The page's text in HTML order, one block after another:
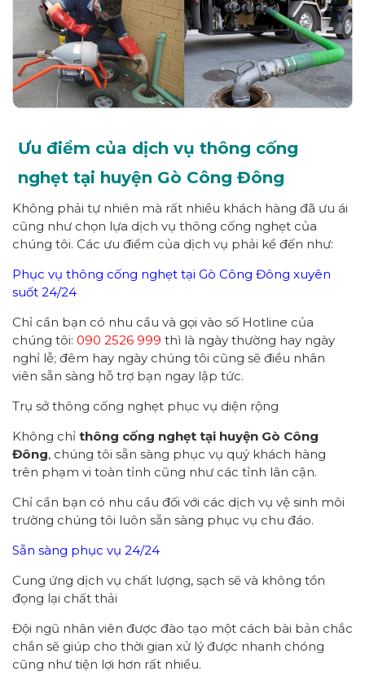
Ưu điểm của dịch vụ thông cống
nghẹt tại huyện Gò Công Đông
Không phải tự nhiên mà rất nhiều khách hàng đã ưu ái
cũng như chọn lựa dịch vụ thông cống nghẹt của
chúng tôi. Các ưu điểm của dịch vụ phải kể đến như:
Phục vụ thông cống nghẹt tại Gò Công Đông xuyên
suốt 24/24
Chỉ cần bạn có nhu cầu và gọi vào số Hotline của
chúng tôi: 090 2526 999 thì là ngày thường hay ngày
nghỉ lễ; đêm hay ngày chúng tôi cũng sẽ điều nhân
viên sẵn sàng hỗ trợ bạn ngay lập tức.
Trụ sở thông cống nghẹt phục vụ diện rộng
Không chỉ thông cống nghẹt tại huyện Gò Công
Đông, chúng tôi sẵn sàng phục vụ quý khách hàng
trên phạm vi toàn tỉnh cũng như các tỉnh lân cận.
Chỉ cần bạn có nhu cầu đối với các dịch vụ vệ sinh môi
trường chúng tôi luôn sẵn sàng phục vụ chu đáo.
Sẵn sàng phục vụ 24/24
Cung ứng dịch vụ chất lượng, sạch sẽ và không tồn
đọng lại chất thải
Đội ngũ nhân viên được đào tạo một cách bài bản chắc
chắn sẽ giúp cho thời gian xử lý được nhanh chóng
cũng như tiện lợi hơn rất nhiều.